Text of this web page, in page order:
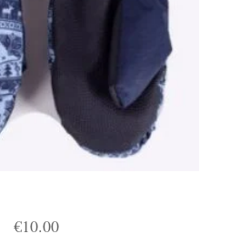
€10.00